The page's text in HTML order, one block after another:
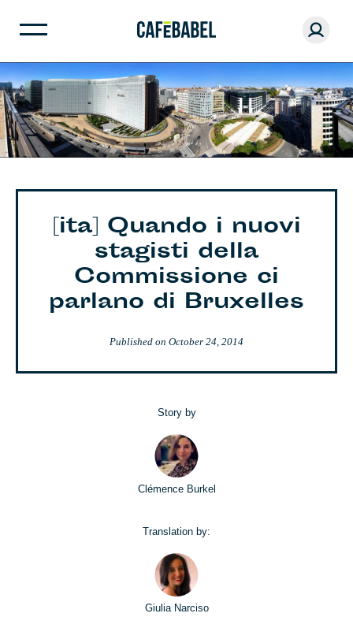
[ita] Quando i nuovi
stagisti della
Commissione ci
parlano di Bruxelles
Published on October 24, 2014
Story by
Clémence Burkel
Translation by:
Giulia Narciso